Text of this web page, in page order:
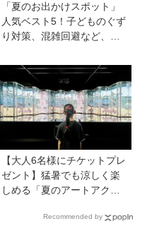
「夏のお出かけスポット」
人気ベスト5！子どものぐず
り対策、混雑回避など、お
1,217人に調査【HugKum総
研】
【大人6名様にチケットプレ
ゼント】猛暑でも涼しく楽
しめる「夏のアートアクア
人1名で小学生以下は2名ま
Recommended by